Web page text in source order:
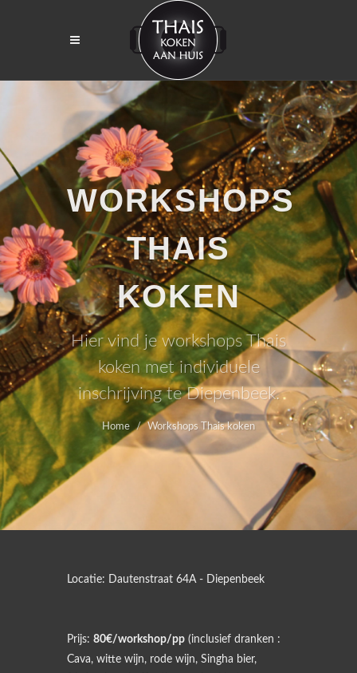
WORKSHOPS
THAIS
KOKEN
Hier vind je workshops Thais
koken met individuele
inschrijving te Diepenbeek.
Home Workshops Thais koken
Locatie: Dautenstraat 64A - Diepenbeek
Prijs: 80€/workshop/pp (inclusief dranken :
Cava, witte wijn, rode wijn, Singha bier,